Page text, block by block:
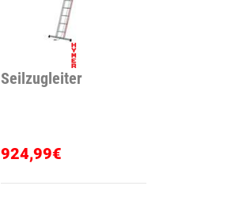
Seilzugleiter
924,99€